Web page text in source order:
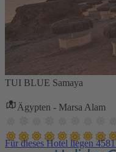
TUI BLUE Samaya
Ägypten - Marsa Alam
Für dieses Hotel liegen